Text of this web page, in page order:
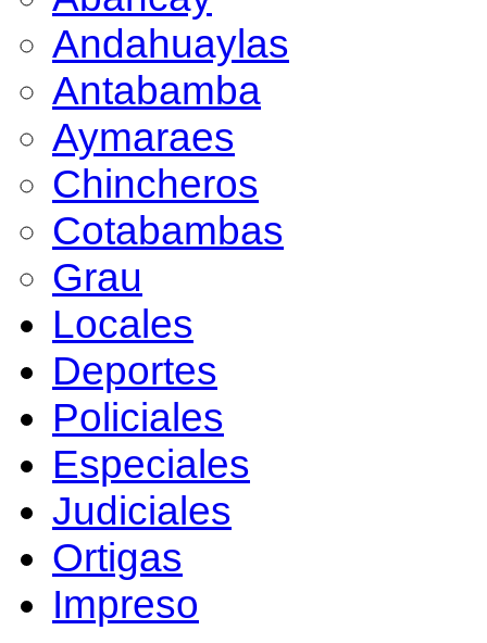
Andahuaylas
Antabamba
Aymaraes
Chincheros
Cotabambas
Grau
Locales
Deportes
Policiales
Especiales
Judiciales
Ortigas
Impreso